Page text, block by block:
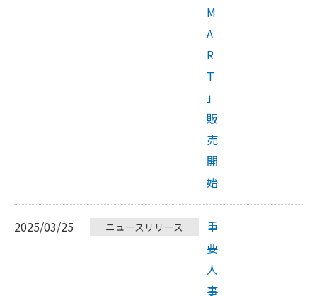
M
A
R
T
」
販
売
開
始
2025/03/25 ニュースリリース
重
要
人
事